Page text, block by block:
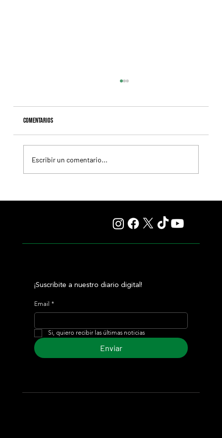
Comentarios
Escribir un comentario...
¡Suscribite a nuestro diario digital!
Email *
Si, quiero recibir las últimas noticias
Enviar